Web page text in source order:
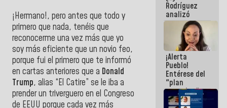
¡Hermano!, pero antes que todo y
primero que nada, tenéis que
reconocerme una vez más que yo
soy más eficiente que un novio feo,
porque fui el primero que te informó
en cartas anteriores que a Donald
Trump, alias “El Catire” se le iba a
prender un triverguero en el Congreso
de EEUU porque cada vez más
que viene
hay
programa
Rodríguez
analizó
junto a
gobernadores
planes de
recuperación
del Sistema
Eléctrico
Nacional
¡Alerta
Pueblo!
Entérese del
"plan
enjambre"
de La Sayo